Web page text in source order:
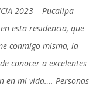
2023 – Pucallpa –
esta residencia, que
conmigo misma, la
conocer a excelentes
en mi vida…. Personas